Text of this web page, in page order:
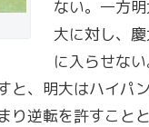
ない。一方
大に対し、
に入らせな
と、明大はハイパ
り逆転を許すこ